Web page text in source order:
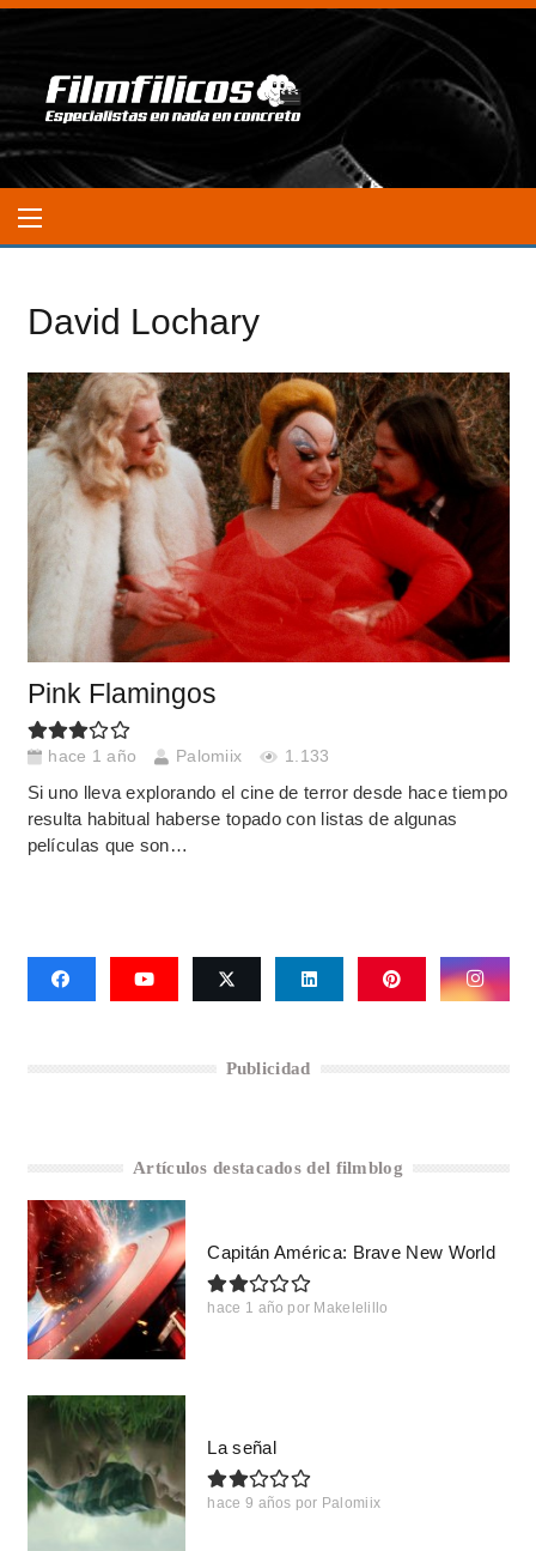
David Lochary
Pink Flamingos
hace 1 año Palomiix 1.133
Si uno lleva explorando el cine de terror desde hace tiempo
resulta habitual haberse topado con listas de algunas
películas que son…
Publicidad
Artículos destacados del filmblog
Capitán América: Brave New World
hace 1 año por Makelelillo
La señal
hace 9 años por Palomiix